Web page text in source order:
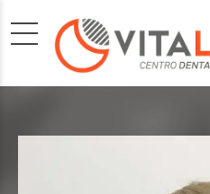
CATALINA